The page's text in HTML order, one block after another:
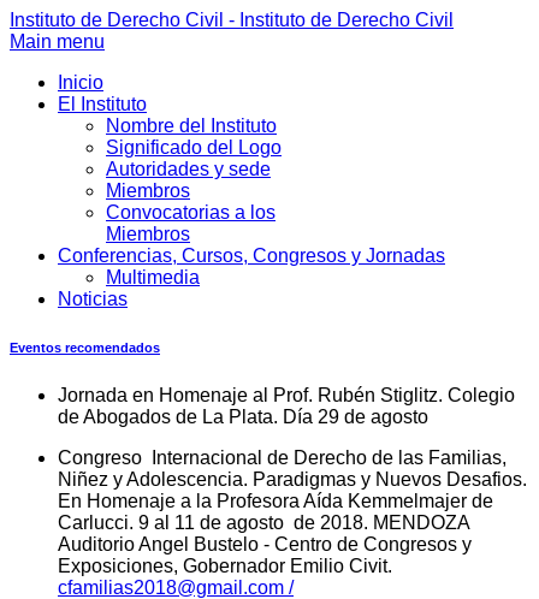
Instituto de Derecho Civil - Instituto de Derecho Civil
Main menu
Inicio
El Instituto
Nombre del Instituto
Significado del Logo
Autoridades y sede
Miembros
Convocatorias a los
Miembros
Conferencias, Cursos, Congresos y Jornadas
Multimedia
Noticias
Eventos recomendados
Jornada en Homenaje al Prof. Rubén Stiglitz. Colegio
de Abogados de La Plata. Día 29 de agosto
Congreso Internacional de Derecho de las Familias,
Niñez y Adolescencia. Paradigmas y Nuevos Desafios.
En Homenaje a la Profesora Aída Kemmelmajer de
Carlucci. 9 al 11 de agosto de 2018. MENDOZA
Auditorio Angel Bustelo - Centro de Congresos y
Exposiciones, Gobernador Emilio Civit.
cfamilias2018@gmail.com /